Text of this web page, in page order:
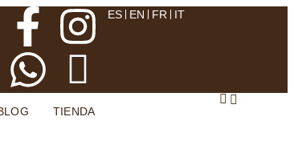
ES EN FR IT
TIENDA